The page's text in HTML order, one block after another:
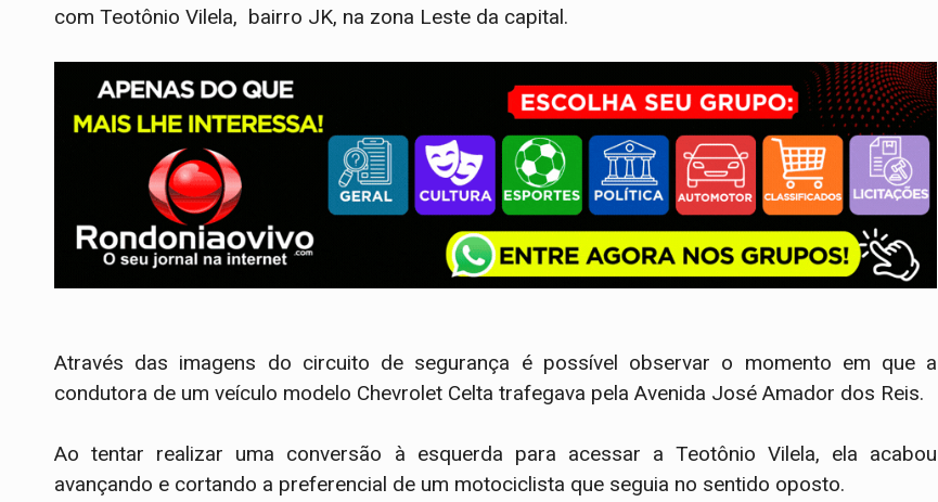
com Teotônio Vilela, bairro JK, na zona Leste da capital.
​Através das imagens do circuito de segurança é possível observar o momento em que a
condutora de um veículo modelo Chevrolet Celta trafegava pela Avenida José Amador dos Reis.
Ao tentar realizar uma conversão à esquerda para acessar a Teotônio Vilela, ela acabou
avançando e cortando a preferencial de um motociclista que seguia no sentido oposto.